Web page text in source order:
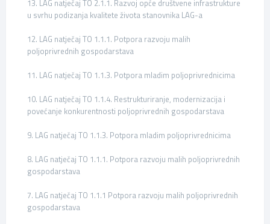
13. LAG natječaj TO 2.1.1. Razvoj opće društvene infrastrukture
u svrhu podizanja kvalitete života stanovnika LAG-a
12. LAG natječaj TO 1.1.1. Potpora razvoju malih
poljoprivrednih gospodarstava
11. LAG natječaj TO 1.1.3. Potpora mladim poljoprivrednicima
10. LAG natječaj TO 1.1.4. Restrukturiranje, modernizacija i
povećanje konkurentnosti poljoprivrednih gospodarstava
9. LAG natječaj TO 1.1.3. Potpora mladim poljoprivrednicima
8. LAG natječaj TO 1.1.1. Potpora razvoju malih poljoprivrednih
gospodarstava
7. LAG natječaj TO 1.1.1 Potpora razvoju malih poljoprivrednih
gospodarstava